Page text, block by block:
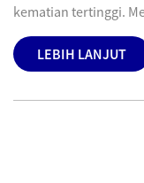
kematian tertinggi.
LEBIH LANJUT